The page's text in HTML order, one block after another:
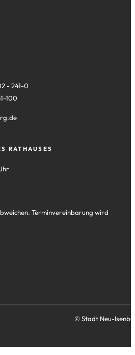
- 241-0
100
de
RATHAUSES
Terminvereinbarung wird
© Stadt Neu-